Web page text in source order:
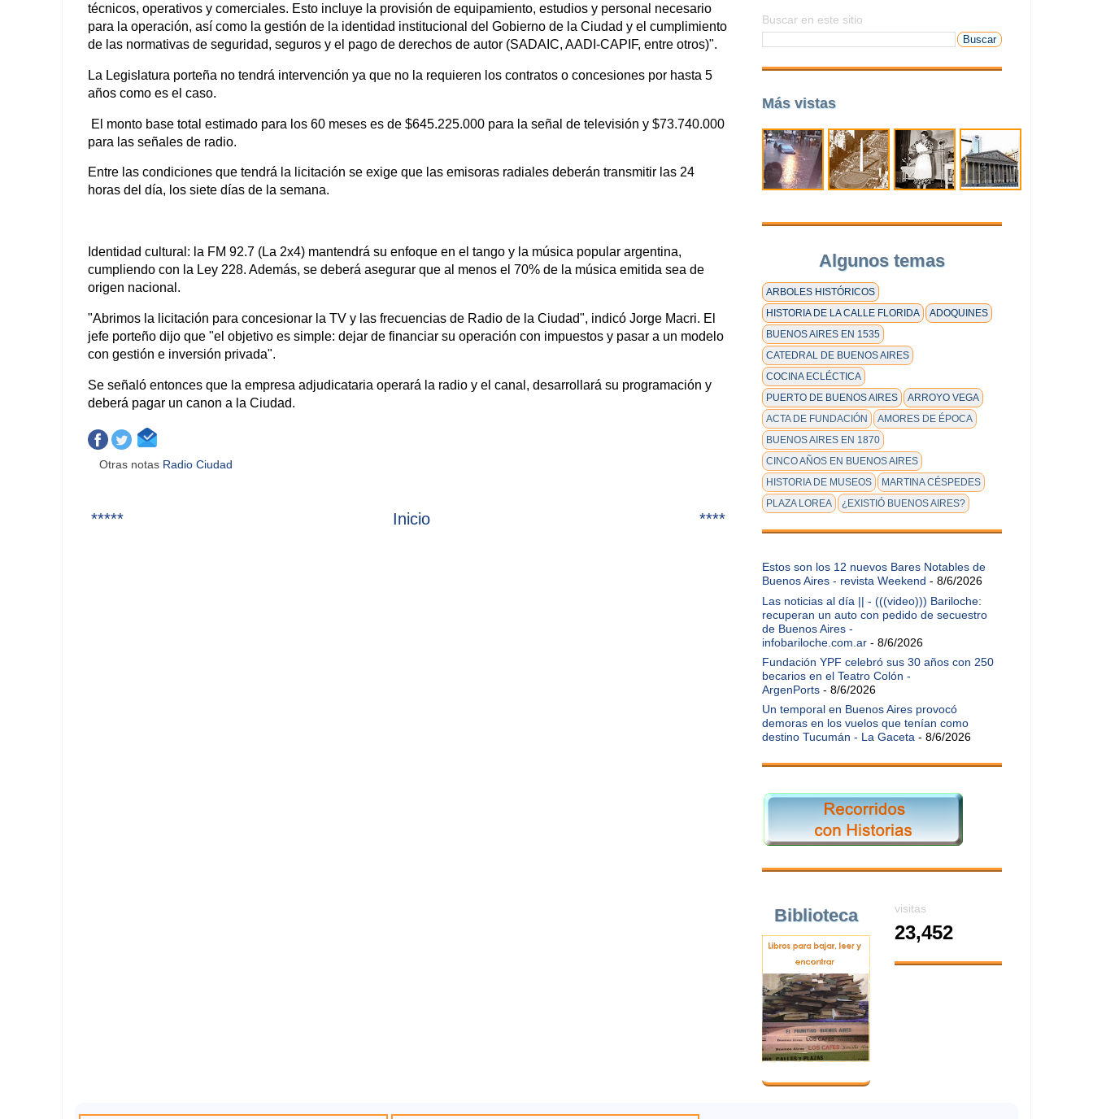
técnicos, operativos y comerciales. Esto incluye la provisión de equipamiento, estudios y personal necesario
para la operación, así como la gestión de la identidad institucional del Gobierno de la Ciudad y el cumplimiento
de las normativas de seguridad, seguros y el pago de derechos de autor (SADAIC, AADI-CAPIF, entre otros)".
La Legislatura porteña no tendrá intervención ya que no la requieren los contratos o concesiones por hasta 5
años como es el caso.
El monto base total estimado para los 60 meses es de $645.225.000 para la señal de televisión y $73.740.000
para las señales de radio.
Entre las condiciones que tendrá la licitación se exige que las emisoras radiales deberán transmitir las 24
horas del día, los siete días de la semana.
Identidad cultural: la FM 92.7 (La 2x4) mantendrá su enfoque en el tango y la música popular argentina,
cumpliendo con la Ley 228. Además, se deberá asegurar que al menos el 70% de la música emitida sea de
origen nacional.
"Abrimos la licitación para concesionar la TV y las frecuencias de Radio de la Ciudad", indicó Jorge Macri. El
jefe porteño dijo que "el objetivo es simple: dejar de financiar su operación con impuestos y pasar a un modelo
con gestión e inversión privada".
Se señaló entonces que la empresa adjudicataria operará la radio y el canal, desarrollará su programación y
deberá pagar un canon a la Ciudad.
Otras notas Radio Ciudad
***** ****
Inicio
Buscar en este sitio
Más vistas
Algunos temas
ARBOLES HISTÓRICOS
HISTORIA DE LA CALLE FLORIDA
ADOQUINES
BUENOS AIRES EN 1535
CATEDRAL DE BUENOS AIRES
COCINA ECLÉCTICA
PUERTO DE BUENOS AIRES
ARROYO VEGA
ACTA DE FUNDACIÓN
AMORES DE ÉPOCA
BUENOS AIRES EN 1870
CINCO AÑOS EN BUENOS AIRES
HISTORIA DE MUSEOS
MARTINA CÉSPEDES
PLAZA LOREA
¿EXISTIÓ BUENOS AIRES?
Estos son los 12 nuevos Bares Notables de
Buenos Aires - revista Weekend - 8/6/2026
Las noticias al día || - (((video))) Bariloche:
recuperan un auto con pedido de secuestro
de Buenos Aires -
infobariloche.com.ar - 8/6/2026
Fundación YPF celebró sus 30 años con 250
becarios en el Teatro Colón -
ArgenPorts - 8/6/2026
Un temporal en Buenos Aires provocó
demoras en los vuelos que tenían como
destino Tucumán - La Gaceta - 8/6/2026
Biblioteca visitas
23,452